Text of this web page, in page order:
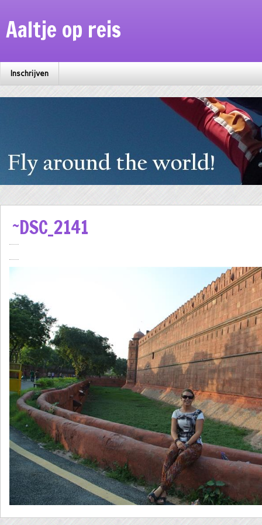
Aaltje op reis
Inschrijven
~DSC_2141